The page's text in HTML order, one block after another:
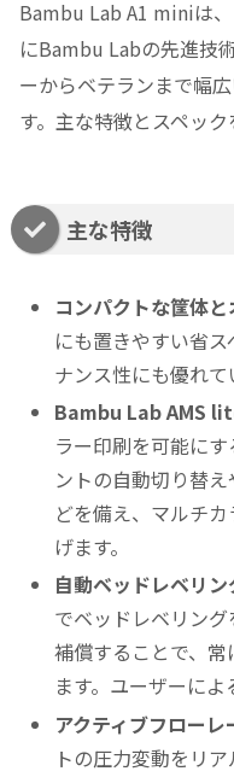
Bambu Lab A1 miniは
にBambu Labの先進技
ーからベテランまで幅
す。主な特徴とスペッ
主な特徴
コンパクトな筐体
にも置きやすい省
ナンス性にも優れて
Bambu Lab AMS
ラー印刷を可能に
ントの自動切り替
どを備え、マルチ
げます。
自動ベッドレベリ
でベッドレベリン
補償することで、
ます。ユーザーによ
アクティブフローレ
トの圧力変動をリ